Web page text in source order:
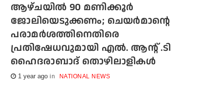
ആഴ്ചയിൽ 90 മണിക്കൂർ
ജോലിയെടുക്കണം; ചെയർമാന്റെ
പരാമർശത്തിനെതിരെ
പ്രതിഷേധവുമായി എൽ. ആന്റ് .ടി
ഹൈദരാബാദ് തൊഴിലാളികൾ
1 year ago NATIONAL NEWS